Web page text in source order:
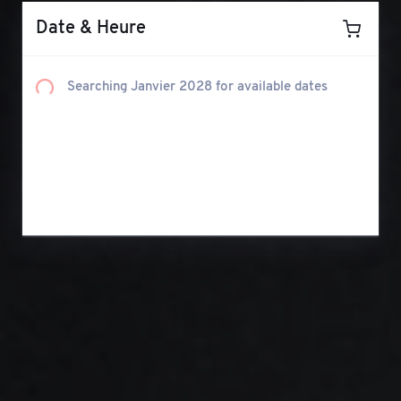
Date & Heure
Searching Février 2028for available dates